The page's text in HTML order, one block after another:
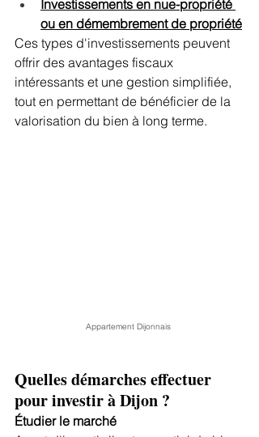
Investissements en nue-propriété
ou en démembrement de propriété
Ces types d'investissements peuvent
offrir des avantages fiscaux
intéressants et une gestion simplifiée,
tout en permettant de bénéficier de la
valorisation du bien à long terme.
Appartement Dijonnais
Quelles démarches effectuer
pour investir à Dijon ?
Étudier le marché